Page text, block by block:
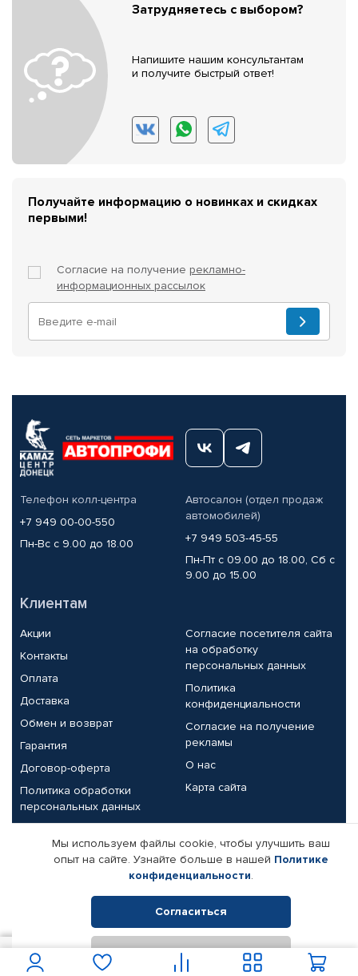
Затрудняетесь с выбором?
Напишите нашим консультантам
и получите быстрый ответ!
Получайте информацию о новинках и скидках
первыми!
Согласие на получение рекламно-
информационных рассылок
Телефон колл-центра
+7 949 00-00-550
Пн-Вс с 9.00 до 18.00
Автосалон (отдел продаж
автомобилей)
+7 949 503-45-55
Пн-Пт с 09.00 до 18.00, Сб с
9.00 до 15.00
Клиентам
Акции
Контакты
Оплата
Доставка
Обмен и возврат
Гарантия
Договор-оферта
Политика обработки
персональных данных
Согласие посетителя сайта
на обработку
персональных данных
Политика
конфиденциальности
Согласие на получение
рекламы
О нас
Карта сайта
Партнерам
Корпоративным клиентам
Поставщикам
Реквизиты компании
© КАМАЗ ЦЕНТР ДОНЕЦК, 2015-2026. Все права защищены.
Интернет-магазин автомобильных товаров Автопрофи.
Мы используем файлы cookie, чтобы улучшить ваш
опыт на сайте. Узнайте больше в нашей Политике
конфиденциальности.
Согласиться
Отклонить
В корзину